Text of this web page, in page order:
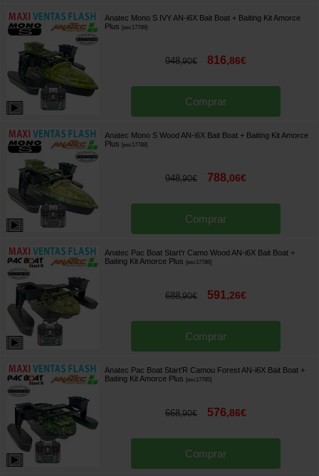
Anatec Mono S IVY AN-i6X Bait Boat + Baiting Kit Amorce
Plus [esc17789]
948,90€ 816,86€
Comprar
Anatec Mono S Wood AN-i6X Bait Boat + Baiting Kit Amorce
Plus [esc17788]
948,90€ 788,06€
Comprar
Anatec Pac Boat Start'r Camo Wood AN-i6X Bait Boat +
Baiting Kit Amorce Plus [esc17786]
688,90€ 591,26€
Comprar
Anatec Pac Boat Start'R Camou Forest AN-i6X Bait Boat +
Baiting Kit Amorce Plus [esc17785]
668,90€ 576,86€
Comprar